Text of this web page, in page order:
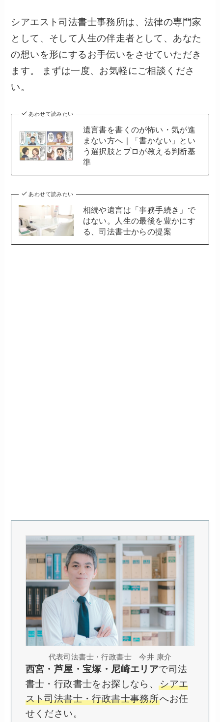
シアエスト司法書士事務所は、法律の専門家
として、そして人生の伴走者として、あなた
の想いを形にするお手伝いをさせていただき
ます。 まずは一度、お気軽にご相談くださ
い。
あわせて読みたい
遺言書を書くのが怖い・気が進
まない方へ｜「書かない」とい
う選択肢とプロが教える判断基
準
あわせて読みたい
相続や遺言は「事務手続き」で
はない。人生の最後を豊かにす
る、司法書士からの提案
代表司法書士・行政書士 今井 康介
西宮・芦屋・宝塚・尼崎エリアで司法
書士・行政書士をお探しなら、シアエ
スト司法書士・行政書士事務所へお任
せください。